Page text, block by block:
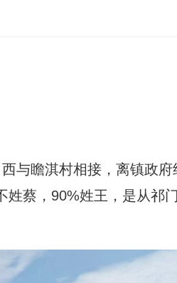
与瞻淇村相接，离镇政
蔡，90%姓王，是从祁